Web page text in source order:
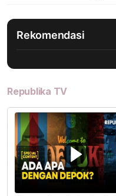
Rekomendasi
Republika TV